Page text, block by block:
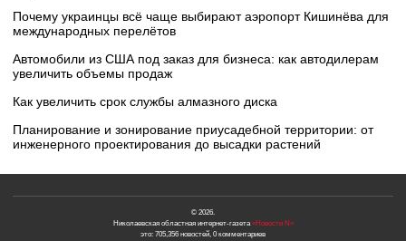
Почему украинцы всё чаще выбирают аэропорт Кишинёва для
международных перелётов
Автомобили из США под заказ для бизнеса: как автодилерам
увеличить объемы продаж
Как увеличить срок службы алмазного диска
Планирование и зонирование приусадебной территории: от
инженерного проектирования до высадки растений
© 2026.
Николаевская областная интернет-газета «Новости N»
это: 705,356 новостей, 0 комментариев